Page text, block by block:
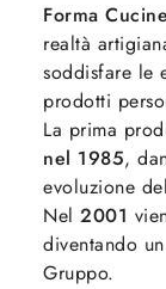
Forma
realtà
soddisfare le
prodotti
La prima
nel 1985,
evoluzione
Nel 2001
diventando
Gruppo.